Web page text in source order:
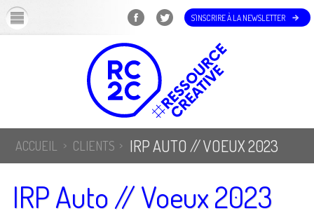
S'INSCRIRE À LA NEWSLETTER
ACCUEIL CLIENTS IRP AUTO // VOEUX 2023
IRP Auto // Voeux 2023